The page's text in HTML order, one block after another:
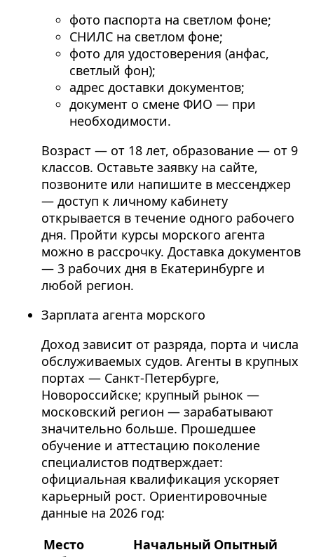
фото паспорта на светлом фоне;
СНИЛС на светлом фоне;
фото для удостоверения (анфас,
светлый фон);
адрес доставки документов;
документ о смене ФИО — при
необходимости.
Возраст — от 18 лет, образование — от 9
классов. Оставьте заявку на сайте,
позвоните или напишите в мессенджер
— доступ к личному кабинету
открывается в течение одного рабочего
дня. Пройти курсы морского агента
можно в рассрочку. Доставка документов
— 3 рабочих дня в Екатеринбурге и
любой регион.
Зарплата агента морского
Доход зависит от разряда, порта и числа
обслуживаемых судов. Агенты в крупных
портах — Санкт-Петербурге,
Новороссийске; крупный рынок —
московский регион — зарабатывают
значительно больше. Прошедшее
обучение и аттестацию поколение
специалистов подтверждает:
официальная квалификация ускоряет
карьерный рост. Ориентировочные
данные на 2026 год:
Место
Начальный Опытный